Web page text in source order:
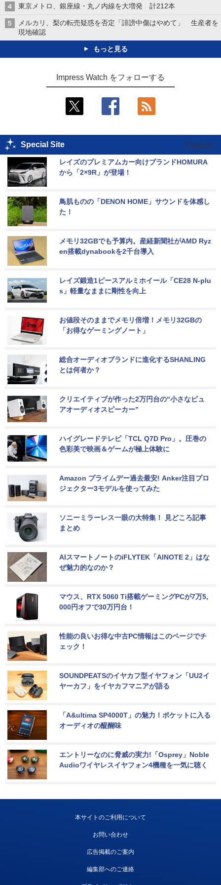
東京メトロ、銀座線・丸ノ内線を大増発 計212本
メルカリ、梨の転売疑惑を否定「誹謗中傷はやめて」 生産者を
現地確認
もっと見る
Impress Watch をフォローする
Special Site
レイズのプレミアムカー向けブランドHOMURA
から「2×9R」が登場！
鳥肌ものの「DENON HOME」サウンドを体感し
た！
メモリ32GBでも予算内。産経新聞社がAMD Ryz
en搭載dynabookを2千台導入
レイズ鍛造1ピースアルミホイール「CE28 N-plu
s」軽量なままに剛性を向上
お値段そのままでメモリ倍増！メモリ32GBの
「お得なゲーミングノート」
総合オーディオブランドに進化するSHANLING
とは何者か？
クリエイティブが作った2万円台の“小さなピュ
アオーディオスピーカー”
ハイグレードテレビ「TCL Q7D Pro」。圧巻の
色彩美で映画＆ゲームが極上体験に
Amazon プライムデー過去最安! Anker注目プロ
ジェクター3モデルを使ってみた
ソニーミラーレス一眼の大特集！ 見どころ記事
まとめ
AIスマートノートのiFLYTEK「AINOTE 2」はな
ぜ魅力的なのか？
マウス、RTX 5060 Ti搭載ゲーミングPCが7万5,
000円オフで30万円台！
性能の良いお得な中古PC情報はこのページでチ
ェック！
SOUNDPEATSのイヤカフ型イヤフォン「UU2イ
ヤーカフ」をイヤカフマニアが語る
「A&ultima SP4000T」の魅力！ポケットに入る
オーディオの醍醐味
エントリーなのに脅威の実力!「Osprey」Noble
Audioワイヤレスイヤフォン4機種を一気に聴く
本サイトのご利用について
お問い合わせ
広告掲載のご案内
編集部へのご連絡